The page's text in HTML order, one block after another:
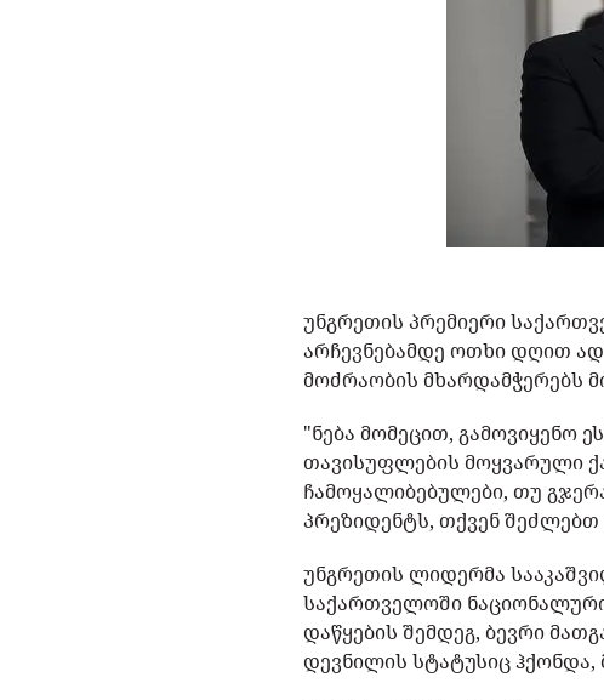
უნგრეთის პრემიერი
არჩევნებამდე ოთხი დღით
მოძრაობის მხარდამჭერებს
"ნება მომეცით, გამოვიყენო
თავისუფლების მოყვარული
ჩამოყალიბებულები, თუ
პრეზიდენტს, თქვენ
უნგრეთის ლიდერმა
საქართველოში
დაწყების შემდეგ, ბევრი
დევნილის სტატუსიც